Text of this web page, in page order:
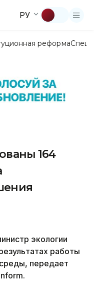
РУ
реформа
164
экологии
работы
передает